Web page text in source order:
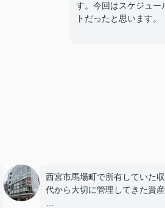
す。今回はスケジュー
トだったと思います。
西宮市馬場町で所有していた
代から大切に管理してきた資産